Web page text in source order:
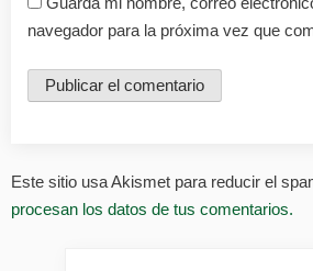
navegador para la próxima vez que
Este sitio usa Akismet para reducir el
procesan los datos de tus comentarios.